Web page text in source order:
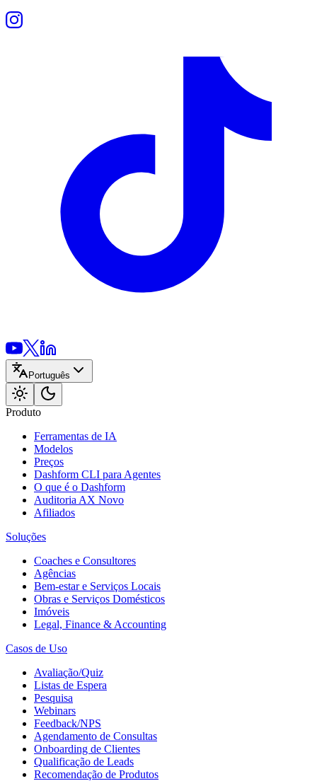
Português
Produto
Ferramentas de IA
Modelos
Preços
Dashform CLI para Agentes
O que é o Dashform
Auditoria AX Novo
Afiliados
Soluções
Coaches e Consultores
Agências
Bem-estar e Serviços Locais
Obras e Serviços Domésticos
Imóveis
Legal, Finance & Accounting
Casos de Uso
Avaliação/Quiz
Listas de Espera
Pesquisa
Webinars
Feedback/NPS
Agendamento de Consultas
Onboarding de Clientes
Qualificação de Leads
Recomendação de Produtos